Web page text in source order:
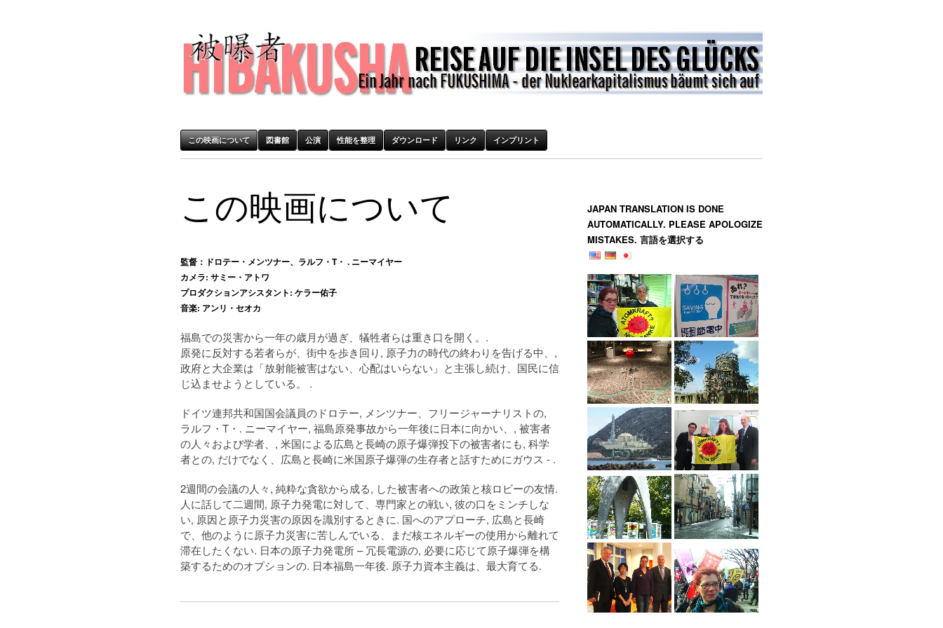
この映画について 図書館 公演 性能を整理 ダウンロード リンク インプリント
この映画について
監督：ドロテー・メンツナー、ラルフ・T・ . ニーマイヤー
カメラ: サミー・アトワ
プロダクションアシスタント: ケラー佑子
音楽: アンリ・セオカ
福島での災害から一年の歳月が過ぎ、犠牲者らは重き口を開く。.
原発に反対する若者らが、街中を歩き回り, 原子力の時代の終わりを告げる中、,
政府と大企業は「放射能被害はない、心配はいらない」と主張し続け、国民に信
じ込ませようとしている。 .
ドイツ連邦共和国国会議員のドロテー, メンツナー、フリージャーナリストの,
ラルフ・T・. ニーマイヤー, 福島原発事故から一年後に日本に向かい、, 被害者
の人々および学者、, 米国による広島と長崎の原子爆弾投下の被害者にも, 科学
者との, だけでなく、広島と長崎に米国原子爆弾の生存者と話すためにガウス - .
2週間の会議の人々, 純粋な貪欲から成る, した被害者への政策と核ロビーの友情.
人に話して二週間, 原子力発電に対して、専門家との戦い, 彼の口をミンチしな
い, 原因と原子力災害の原因を識別するときに. 国へのアプローチ, 広島と長崎
で、他のように原子力災害に苦しんでいる、まだ核エネルギーの使用から離れて
滞在したくない. 日本の原子力発電所 – 冗長電源の, 必要に応じて原子爆弾を構
築するためのオプションの. 日本福島一年後. 原子力資本主義は、最大育てる.
JAPAN TRANSLATION IS DONE
AUTOMATICALLY. PLEASE APOLOGIZE
MISTAKES. 言語を選択する